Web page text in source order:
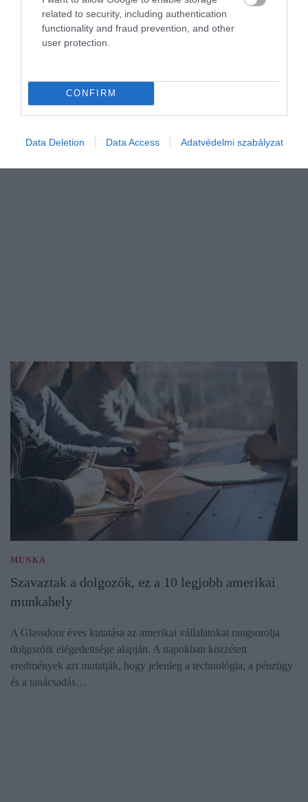
related to security, including authentication
functionality and fraud prevention, and other
user protection.
CONFIRM
Data Deletion Data Access Adatvédelmi szabályzat
Az év első kilenc hónapjában 11 600 vállalkozást vontak
felszámolási eljárás alá és 26 600 cég szűnt meg. Ez kevesebb,
második…
MUNKA
Szavaztak a dolgozók, ez a 10 legjobb amerikai
munkahely
A Glassdoor éves kutatása az amerikai vállalatokat rangsorolja
dolgozóik elégedettsége alapján. A napokban közzétett
eredmények azt mutatják, hogy jelenleg a technológia, a pénzügy
és a tanácsadás…